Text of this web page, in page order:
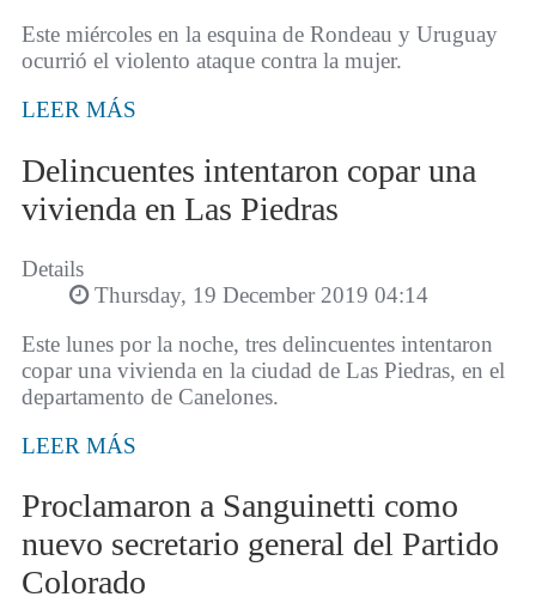
Este miércoles en la esquina de Rondeau y Uruguay
ocurrió el violento ataque contra la mujer.
LEER MÁS
Delincuentes intentaron copar una
vivienda en Las Piedras
Details
Thursday, 19 December 2019 04:14
Este lunes por la noche, tres delincuentes intentaron
copar una vivienda en la ciudad de Las Piedras, en el
departamento de Canelones.
LEER MÁS
Proclamaron a Sanguinetti como
nuevo secretario general del Partido
Colorado